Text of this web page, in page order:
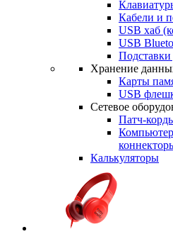
Кабели и
USB хаб
USB
Подставки
Хранение
Карты
USB
Сетевое
Патч-
Калькуляторы